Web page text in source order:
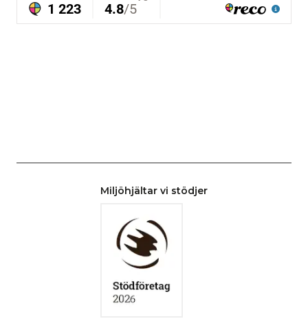
Miljöhjältar vi stödjer